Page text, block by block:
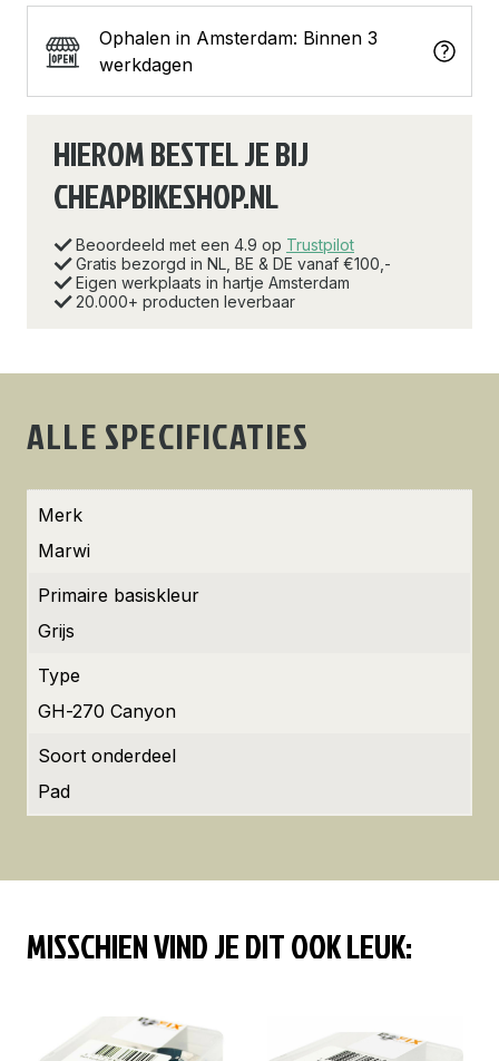
Ophalen in Amsterdam: Binnen 3
werkdagen
HIEROM BESTEL JE BIJ
CHEAPBIKESHOP.NL
Beoordeeld met een 4.9 op Trustpilot
Gratis bezorgd in NL, BE & DE vanaf €100,-
Eigen werkplaats in hartje Amsterdam
20.000+ producten leverbaar
ALLE SPECIFICATIES
Merk
Marwi
Primaire basiskleur
Grijs
Type
GH-270 Canyon
Soort onderdeel
Pad
MISSCHIEN VIND JE DIT OOK LEUK: